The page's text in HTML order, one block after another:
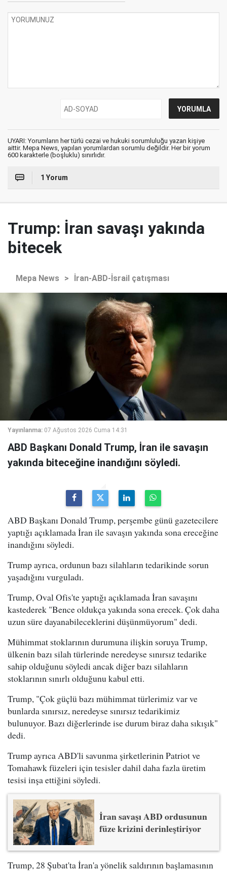
UYARI: Yorumların her türlü cezai ve hukuki sorumluluğu yazan kişiye
aittir. Mepa News, yapılan yorumlardan sorumlu değildir. Her bir yorum
600 karakterle (boşluklu) sınırlıdır.
1 Yorum
Trump: İran savaşı yakında
bitecek
Mepa News > İran-ABD-İsrail çatışması
Yayınlanma: 07 Ağustos 2026 Cuma 14:31
ABD Başkanı Donald Trump, İran ile savaşın
yakında biteceğine inandığını söyledi.
ABD Başkanı Donald Trump, perşembe günü gazetecilere
yaptığı açıklamada İran ile savaşın yakında sona ereceğine
inandığını söyledi.
Trump ayrıca, ordunun bazı silahların tedarikinde sorun
yaşadığını vurguladı.
Trump, Oval Ofis'te yaptığı açıklamada İran savaşını
kastederek "Bence oldukça yakında sona erecek. Çok daha
uzun süre dayanabileceklerini düşünmüyorum" dedi.
Mühimmat stoklarının durumuna ilişkin soruya Trump,
ülkenin bazı silah türlerinde neredeyse sınırsız tedarike
sahip olduğunu söyledi ancak diğer bazı silahların
stoklarının sınırlı olduğunu kabul etti.
Trump, "Çok güçlü bazı mühimmat türlerimiz var ve
bunlarda sınırsız, neredeyse sınırsız tedarikimiz
bulunuyor. Bazı diğerlerinde ise durum biraz daha sıkışık"
dedi.
Trump ayrıca ABD'li savunma şirketlerinin Patriot ve
Tomahawk füzeleri için tesisler dahil daha fazla üretim
tesisi inşa ettiğini söyledi.
İran savaşı ABD ordusunun
füze krizini derinleştiriyor
Trump, 28 Şubat'ta İran'a yönelik saldırının başlamasının